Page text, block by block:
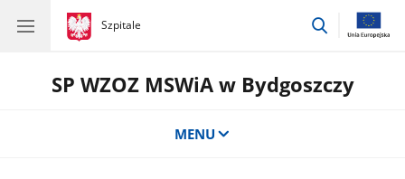
gov.pl
Szpitale
gov.pl
Szpitale
przejdź
SP WZOZ MSWiA w Bydgoszczy
MENU